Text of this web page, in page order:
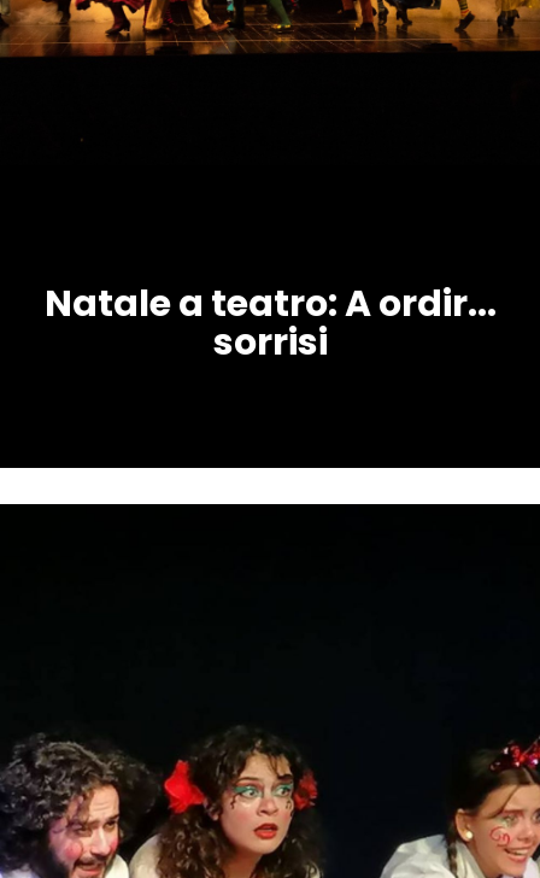
Natale a teatro: A ordir...
sorrisi